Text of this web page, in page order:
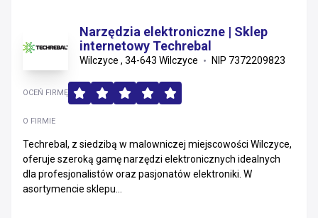
Narzędzia elektroniczne | Sklep
internetowy Techrebal
Wilczyce , 34-643 Wilczyce NIP 7372209823
O FIRMIE
Techrebal, z siedzibą w malowniczej miejscowości Wilczyce,
oferuje szeroką gamę narzędzi elektronicznych idealnych
dla profesjonalistów oraz pasjonatów elektroniki. W
asortymencie sklepu...
OCEŃ FIRMĘ